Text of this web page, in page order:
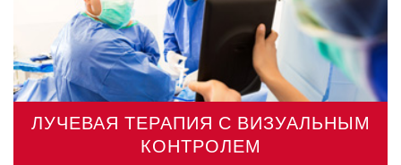
ЛУЧЕВАЯ ТЕРАПИЯ С ВИЗУАЛЬНЫМ
КОНТРОЛЕМ